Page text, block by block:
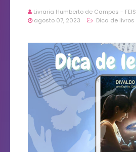
Livraria Humberto de Campos - FEIS
agosto 07, 2023
Dica de livros